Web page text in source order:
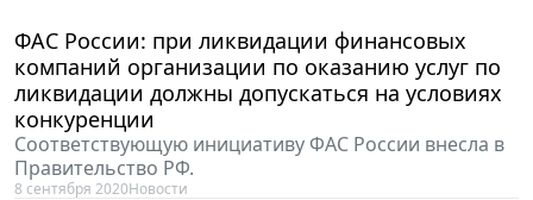
ФАС России: при ликвидации финансовых
компаний организации по оказанию услуг по
ликвидации должны допускаться на условиях
конкуренции
Соответствующую инициативу ФАС России внесла в
Правительство РФ.
8 сентября 2020Новости